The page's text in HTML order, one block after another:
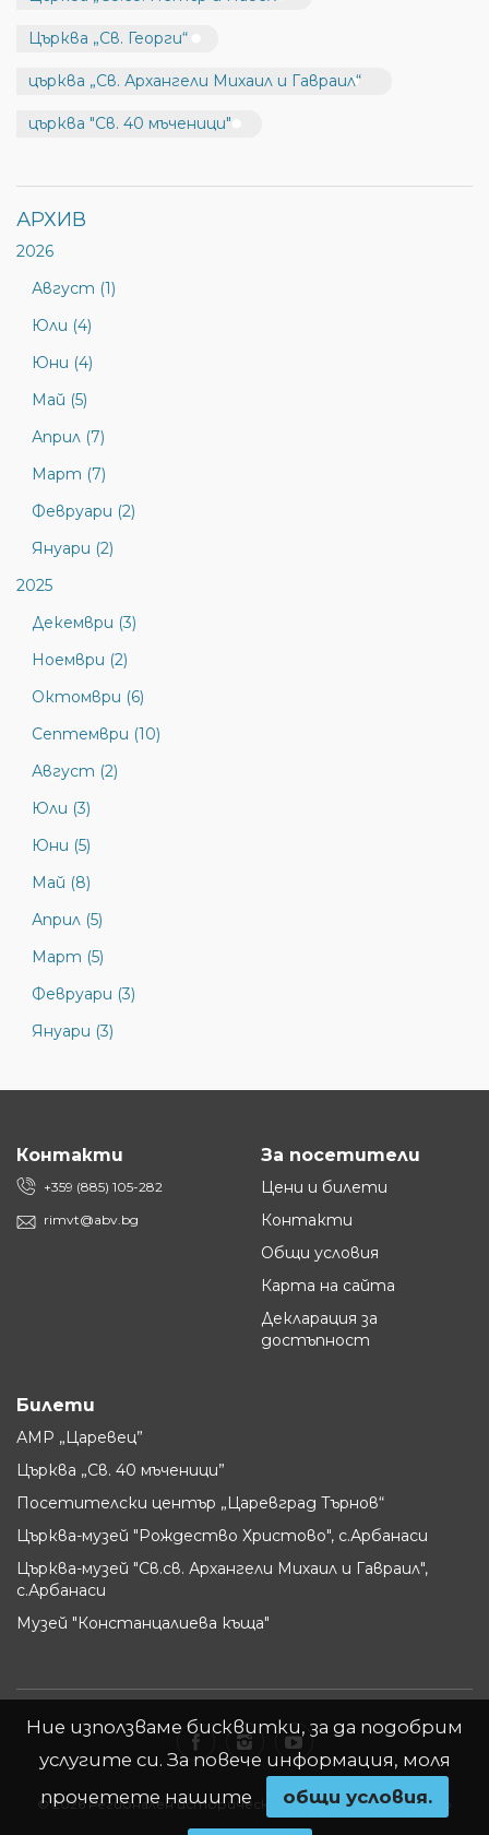
Църква „Св. Георги“
църква „Св. Архангели Михаил и Гавраил“
църква "Св. 40 мъченици"
АРХИВ
2026
Август (1)
Юли (4)
Юни (4)
Май (5)
Април (7)
Март (7)
Февруари (2)
Януари (2)
2025
Декември (3)
Ноември (2)
Октомври (6)
Септември (10)
Август (2)
Юли (3)
Юни (5)
Май (8)
Април (5)
Март (5)
Февруари (3)
Януари (3)
Контакти
+359 (885) 105-282
rimvt@abv.bg
За посетители
Цени и билети
Контакти
Общи условия
Карта на сайта
Декларация за
достъпност
Билети
АМР „Царевец”
Църква „Св. 40 мъченици”
Посетителски център „Царевград Търнов“
Църква-музей "Рождество Христово", с.Арбанаси
Църква-музей "Св.св. Архангели Михаил и Гавраил",
с.Арбанаси
Музей "Констанцалиева къща"
© 2026 Регионален исторически музей - Велико Търново
Ние използваме бисквитки, за да подобрим
услугите си. За повече информация, моля
прочетете нашите
oбщи условия.